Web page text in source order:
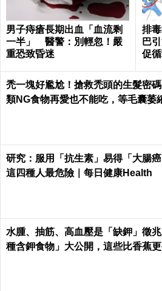
男子痔瘡長期出血「血流剩
一半」 醫警：別輕忽！嚴
重恐致昏迷
排
巴
促
禿一塊好尷尬！搶救禿頭的生髮密
類NG食物再愛也不能吃，等毛囊萎
研究：服用「抗生素」易得「大腸癌
這四種人最危險｜每日健康Health
水腫、抽筋、高血壓是「缺鉀」徵
種含鉀食物」大公開，這些比香蕉